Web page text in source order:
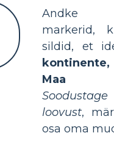
Andke
markerid,
sildid, et
Maa
loovust,
osa oma